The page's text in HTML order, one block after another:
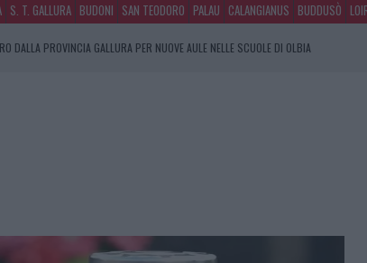
S. T. GALLURA BUDONI SAN TEODORO PALAU CALANGIANUS BUDDUSÒ
DALLA PROVINCIA GALLURA PER NUOVE AULE NELLE SCUOLE DI OLBIA
AVIS OLBIA AL DELTA CENTER